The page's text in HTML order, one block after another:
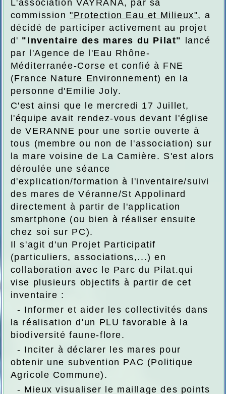
L'association VAYRANA, par sa
commission"Protection Eau et Milieux", a
décidé de participer activement au projet
d' "Inventaire des mares du Pilat"
lancé
par l'Agence de l'Eau Rhône-
Méditerranée-Corse et confié à FNE
(France Nature Environnement) en la
personne d'Emilie Joly.
C'est ainsi que le mercredi 17 Juillet,
l'équipe avait rendez-vous devant l'église
de VERANNE pour une sortie ouverte à
tous (membre ou non de l'association) sur
la mare voisine de La Camière. S'est alors
déroulée une séance
d'explication/formation à l'inventaire/suivi
des mares de Véranne/St Appolinard
directement à partir de l'application
smartphone (ou bien à réaliser ensuite
chez soi sur PC).
Il s'agit d'un Projet Participatif
(particuliers, associations,...) en
collaboration avec le Parc du Pilat.qui
vise plusieurs objectifs à partir de cet
inventaire :
- Informer et aider les collectivités dans
la réalisation d'un PLU favorable à la
biodiversité faune-flore.
- Inciter à déclarer les mares pour
obtenir une subvention PAC (Politique
Agricole Commune).
- Mieux visualiser le maillage des points